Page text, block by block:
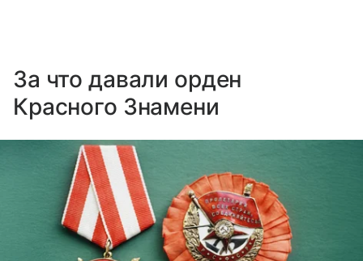
За что давали орден
Красного Знамени